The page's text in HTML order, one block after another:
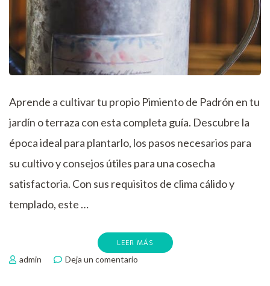
Aprende a cultivar tu propio Pimiento de Padrón en tu
jardín o terraza con esta completa guía. Descubre la
época ideal para plantarlo, los pasos necesarios para
su cultivo y consejos útiles para una cosecha
satisfactoria. Con sus requisitos de clima cálido y
templado, este …
LEER MÁS
admin Deja un comentario